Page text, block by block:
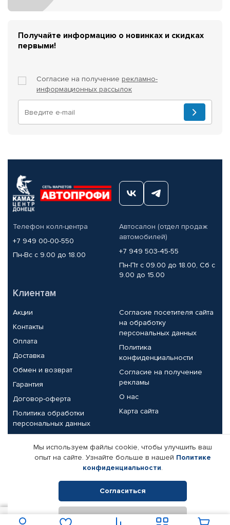
Получайте информацию о новинках и скидках
первыми!
Согласие на получение рекламно-
информационных рассылок
Телефон колл-центра
+7 949 00-00-550
Пн-Вс с 9.00 до 18.00
Автосалон (отдел продаж
автомобилей)
+7 949 503-45-55
Пн-Пт с 09.00 до 18.00, Сб с
9.00 до 15.00
Клиентам
Акции
Контакты
Оплата
Доставка
Обмен и возврат
Гарантия
Договор-оферта
Политика обработки
персональных данных
Согласие посетителя сайта
на обработку
персональных данных
Политика
конфиденциальности
Согласие на получение
рекламы
О нас
Карта сайта
Партнерам
Корпоративным клиентам
Поставщикам
Реквизиты компании
© КАМАЗ ЦЕНТР ДОНЕЦК, 2015-2026. Все права защищены.
Мы используем файлы cookie, чтобы улучшить ваш
опыт на сайте. Узнайте больше в нашей Политике
конфиденциальности.
Согласиться
Отклонить